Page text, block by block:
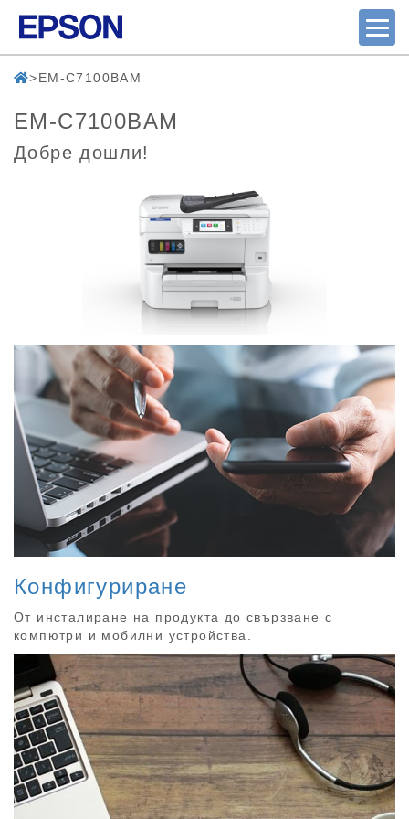
EM-C7100BAM
EM-C7100BAM
Добре дошли!
Конфигуриране
От инсталиране на продукта до свързване с
компютри и мобилни устройства.